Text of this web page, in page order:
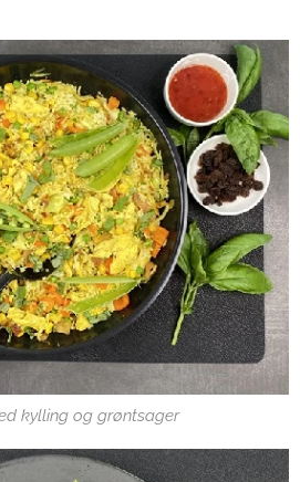
kylling og grøntsager